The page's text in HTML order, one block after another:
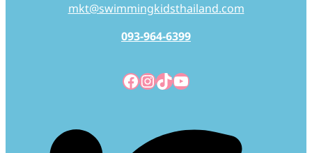
mkt@swimmingkidsthailand.com
093-964-6399
Facebook
Instagram
TikTok
YouTube